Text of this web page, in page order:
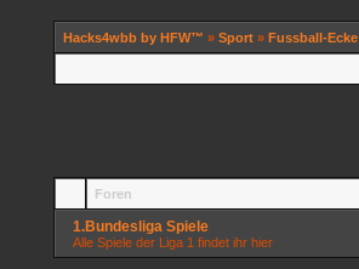
Hacks4wbb by HFW™ » Sport » Fussball-Ecke
Foren
1.Bundesliga Spiele
Alle Spiele der Liga 1 findet ihr hier